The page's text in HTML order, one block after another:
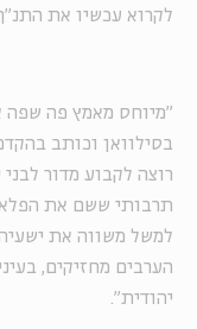
לקרוא עכשיו את
"מיוחס מאמץ פה שפה
בסילוואן וכותב
רוצה לקבוע מדור
תרבותי ששם את
למשל משווה את
הערבים מחזיקים,
יהודית״.